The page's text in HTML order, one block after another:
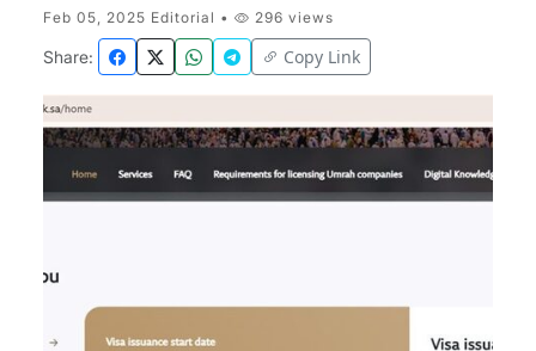
Feb 05, 2025 Editorial • 296 views
Share: Copy Link